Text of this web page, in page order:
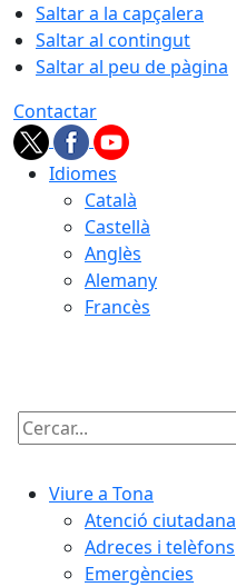
Saltar a la capçalera
Saltar al contingut
Saltar al peu de pàgina
Contactar
Idiomes
Català
Castellà
Anglès
Alemany
Francès
Cercar:
Viure a Tona
Atenció ciutadana
Adreces i telèfons
Emergències